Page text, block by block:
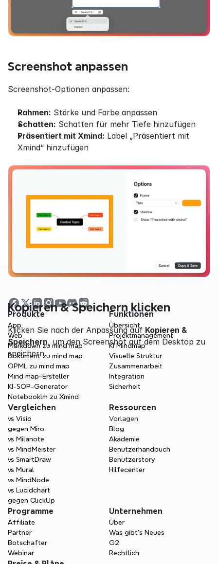
Screenshot anpassen
Screenshot-Optionen anpassen:
Rahmen: Stärke und Farbe anpassen
Schatten: Schatten für mehr Tiefe hinzufügen
Präsentiert mit Xmind: Label „Präsentiert mit
Xmind“ hinzufügen
Kopieren & Speichern klicken
Klicken Sie nach der Anpassung auf Kopieren &
Speichern, um den Screenshot auf dem Desktop zu
speichern.
Produkte
App
Web
Markdown zu mind map
Dokument zu mind map
OPML zu mind map
Mind map-Ersteller
KI-SOP-Generator
Notebooklm zu Xmind
Funktionen
Übersicht
Projektmanagement
KI Mindmap
Visuelle Struktur
Zusammenarbeit
Integration
Sicherheit
Vergleichen
vs Visio
gegen Miro
vs Milanote
vs MindMeister
vs SmartDraw
vs Mural
vs MindNode
vs Lucidchart
gegen ClickUp
Ressourcen
Vorlagen
Blog
Akademie
Benutzerhandbuch
Benutzerstory
Hilfecenter
Programme
Affiliate
Partner
Botschafter
Webinar
Unternehmen
Über
Was gibt's Neues
G2
Rechtlich